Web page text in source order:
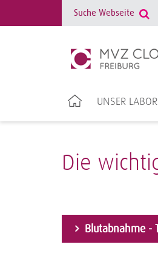
UNSER LABOR
Die
Blutabnahme -